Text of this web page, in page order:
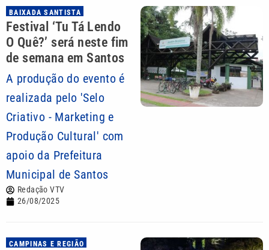
BAIXADA SANTISTA
Festival ‘Tu Tá Lendo
O Quê?’ será neste fim
de semana em Santos
A produção do evento é
realizada pelo 'Selo
Criativo - Marketing e
Produção Cultural' com
apoio da Prefeitura
Municipal de Santos
Redação VTV
26/08/2025
CAMPINAS E REGIÃO